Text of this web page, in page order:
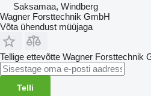
Saksamaa, Windberg
Wagner Forsttechnik GmbH
Võta ühendust müüjaga
Tellige ettevõtte Wagner Forsttechnik
Telli